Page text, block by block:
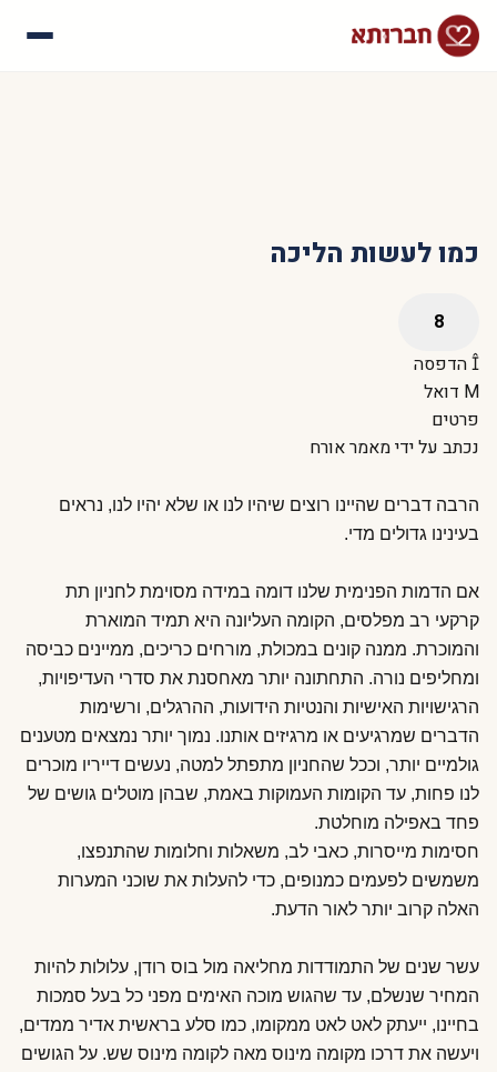
כמו לעשות הליכה
הדפסה
דואל
פרטים
נכתב על ידימאמר אורח
הרבה דברים שהיינו רוצים שיהיו לנו או שלא יהיו לנו, נראים
בעינינו גדולים מדי.
אם הדמות הפנימית שלנו דומה במידה מסוימת לחניון תת
קרקעי רב מפלסים, הקומה העליונה היא תמיד המוארת
והמוכרת. ממנה קונים במכולת, מורחים כריכים, ממיינים כביסה
ומחליפים נורה. התחתונה יותר מאחסנת את סדרי העדיפויות,
הרגישויות האישיות והנטיות הידועות, ההרגלים, ורשימות
הדברים שמרגיעים או מרגיזים אותנו. נמוך יותר נמצאים מטענים
גולמיים יותר, וככל שהחניון מתפתל למטה, נעשים דייריו מוכרים
לנו פחות, עד הקומות העמוקות באמת, שבהן מוטלים גושים של
פחד באפילה מוחלטת.
חסימות מייסרות, כאבי לב, משאלות וחלומות שהתנפצו,
משמשים לפעמים כמנופים, כדי להעלות את שוכני המערות
האלה קרוב יותר לאור הדעת.
עשר שנים של התמודדות מחליאה מול בוס רודן, עלולות להיות
המחיר שנשלם, עד שהגוש מוכה האימים מפני כל בעל סמכות
בחיינו, ייעתק לאט לאט ממקומו, כמו סלע בראשית אדיר ממדים,
ויעשה את דרכו מקומה מינוס מאה לקומה מינוס שש. על הגושים